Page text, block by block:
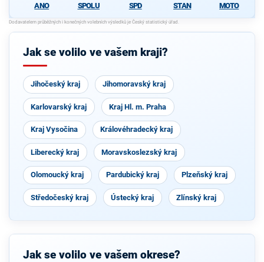
ANO SPOLU SPD STAN MOTO
Jak se volilo ve vašem kraji?
Jihočeský kraj Jihomoravský kraj
Karlovarský kraj Kraj Hl. m. Praha
Kraj Vysočina Královéhradecký kraj
Liberecký kraj Moravskoslezský kraj
Olomoucký kraj Pardubický kraj Plzeňský kraj
Středočeský kraj Ústecký kraj Zlínský kraj
Jak se volilo ve vašem okrese?